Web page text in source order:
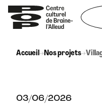
Aller
au
contenu
Accueil→Nos projets→
03/06/2026